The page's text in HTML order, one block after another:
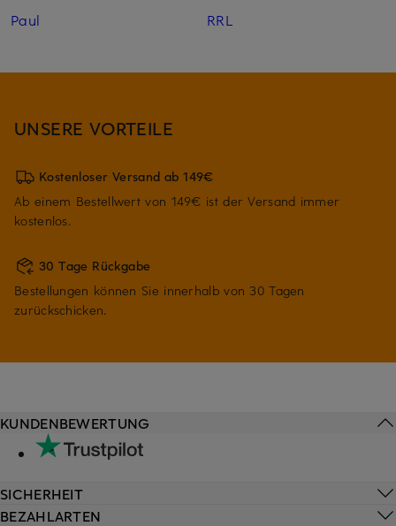
Paul
RRL
UNSERE VORTEILE
Kostenloser Versand ab 149€
Ab einem Bestellwert von 149€ ist der Versand immer
kostenlos.
30 Tage Rückgabe
Bestellungen können Sie innerhalb von 30 Tagen
zurückschicken.
KUNDENBEWERTUNG
SICHERHEIT
BEZAHLARTEN